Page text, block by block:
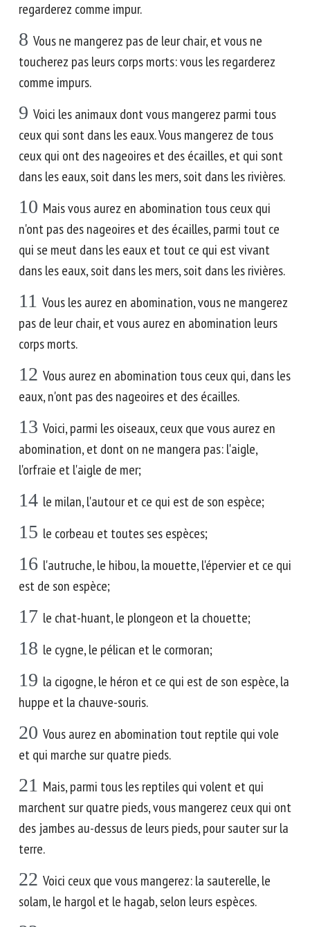
regarderez comme impur.
8 Vous ne mangerez pas de leur chair, et vous ne
toucherez pas leurs corps morts: vous les regarderez
comme impurs.
9 Voici les animaux dont vous mangerez parmi tous
ceux qui sont dans les eaux. Vous mangerez de tous
ceux qui ont des nageoires et des écailles, et qui sont
dans les eaux, soit dans les mers, soit dans les rivières.
10 Mais vous aurez en abomination tous ceux qui
n'ont pas des nageoires et des écailles, parmi tout ce
qui se meut dans les eaux et tout ce qui est vivant
dans les eaux, soit dans les mers, soit dans les rivières.
11 Vous les aurez en abomination, vous ne mangerez
pas de leur chair, et vous aurez en abomination leurs
corps morts.
12 Vous aurez en abomination tous ceux qui, dans les
eaux, n'ont pas des nageoires et des écailles.
13 Voici, parmi les oiseaux, ceux que vous aurez en
abomination, et dont on ne mangera pas: l'aigle,
l'orfraie et l'aigle de mer;
14 le milan, l'autour et ce qui est de son espèce;
15 le corbeau et toutes ses espèces;
16 l'autruche, le hibou, la mouette, l'épervier et ce qui
est de son espèce;
17 le chat-huant, le plongeon et la chouette;
18 le cygne, le pélican et le cormoran;
19 la cigogne, le héron et ce qui est de son espèce, la
huppe et la chauve-souris.
20 Vous aurez en abomination tout reptile qui vole
et qui marche sur quatre pieds.
21 Mais, parmi tous les reptiles qui volent et qui
marchent sur quatre pieds, vous mangerez ceux qui ont
des jambes au-dessus de leurs pieds, pour sauter sur la
terre.
22 Voici ceux que vous mangerez: la sauterelle, le
solam, le hargol et le hagab, selon leurs espèces.